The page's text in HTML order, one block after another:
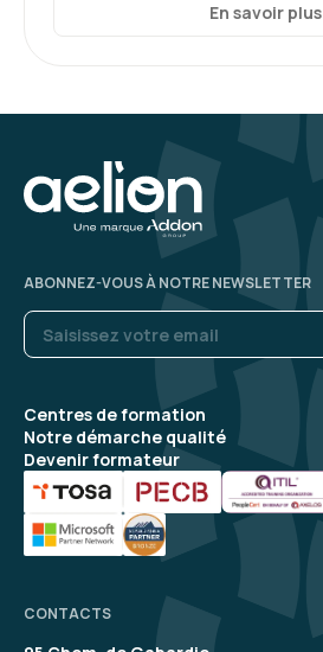
En savoir plus
Centres de formation
Notre démarche qualité
Devenir formateur
ABONNEZ-VOUS À NOTRE NEWSLETTER
CONTACTS